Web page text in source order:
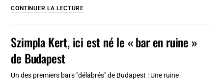
légendaire
CONTINUER LA LECTUREBrixton,
caribeen
Szimpla Kert, ici est né le « bar en ruine »
de Budapest
Un des premiers bars "délabrés" de Budapest : Une ruine